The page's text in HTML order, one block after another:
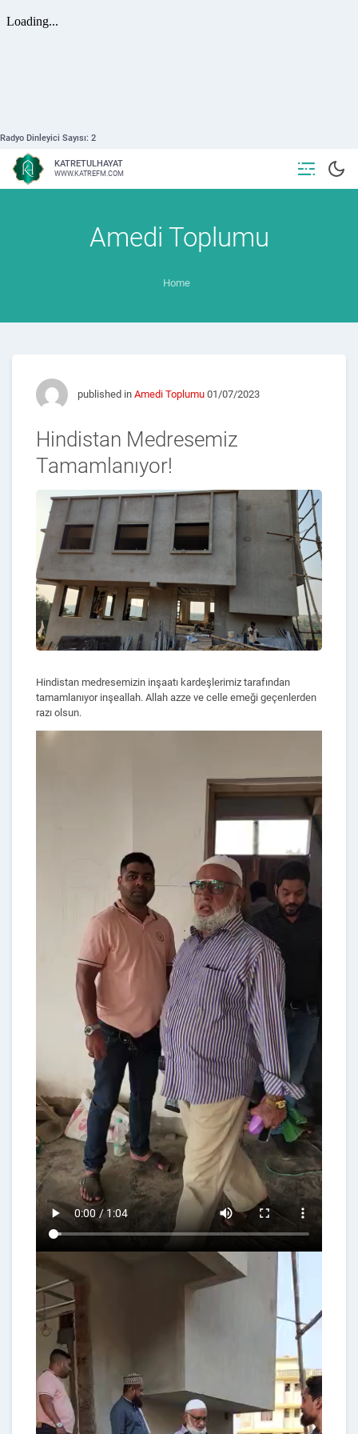
Radyo Dinleyici Sayısı: 2
KATRETULHAYAT
WWW.KATREFM.COM
Amedi Toplumu
Home
published in Amedi Toplumu 01/07/2023
Hindistan Medresemiz
Tamamlanıyor!
Hindistan medresemizin inşaatı kardeşlerimiz tarafından
tamamlanıyor inşeallah. Allah azze ve celle emeği geçenlerden
razı olsun.